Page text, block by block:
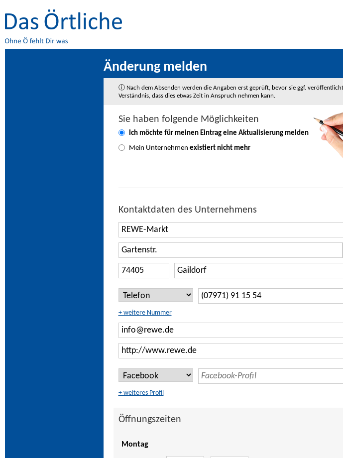
Änderung melden
ⓘ Nach dem Absenden werden die Angaben erst geprüft, bevor sie ggf.
Verständnis, dass dies etwas Zeit in Anspruch nehmen kann.
Sie haben folgende Möglichkeiten
Ich möchte für meinen Eintrag eine Aktualisierungmelden
Mein Unternehmen existiert nicht mehr
Kontaktdaten des Unternehmens
+ weitere Nummer
+ weiteres Profil
Öffnungszeiten
Montag